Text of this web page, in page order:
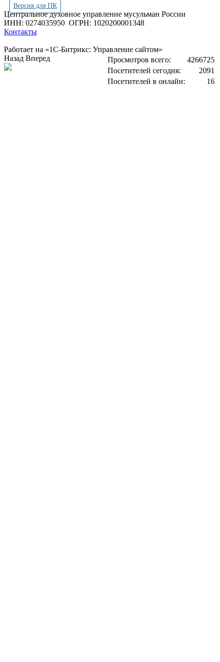
Версия для ПК
Центральное духовное управление мусульман России
ИНН: 0274035950 ОГРН: 1020200001348
Контакты
Работает на «1С-Битрикс: Управление сайтом»
Просмотров всего:
4266725
Посетителей сегодня:
2091
Посетителей в онлайн:
16
Назад Вперед